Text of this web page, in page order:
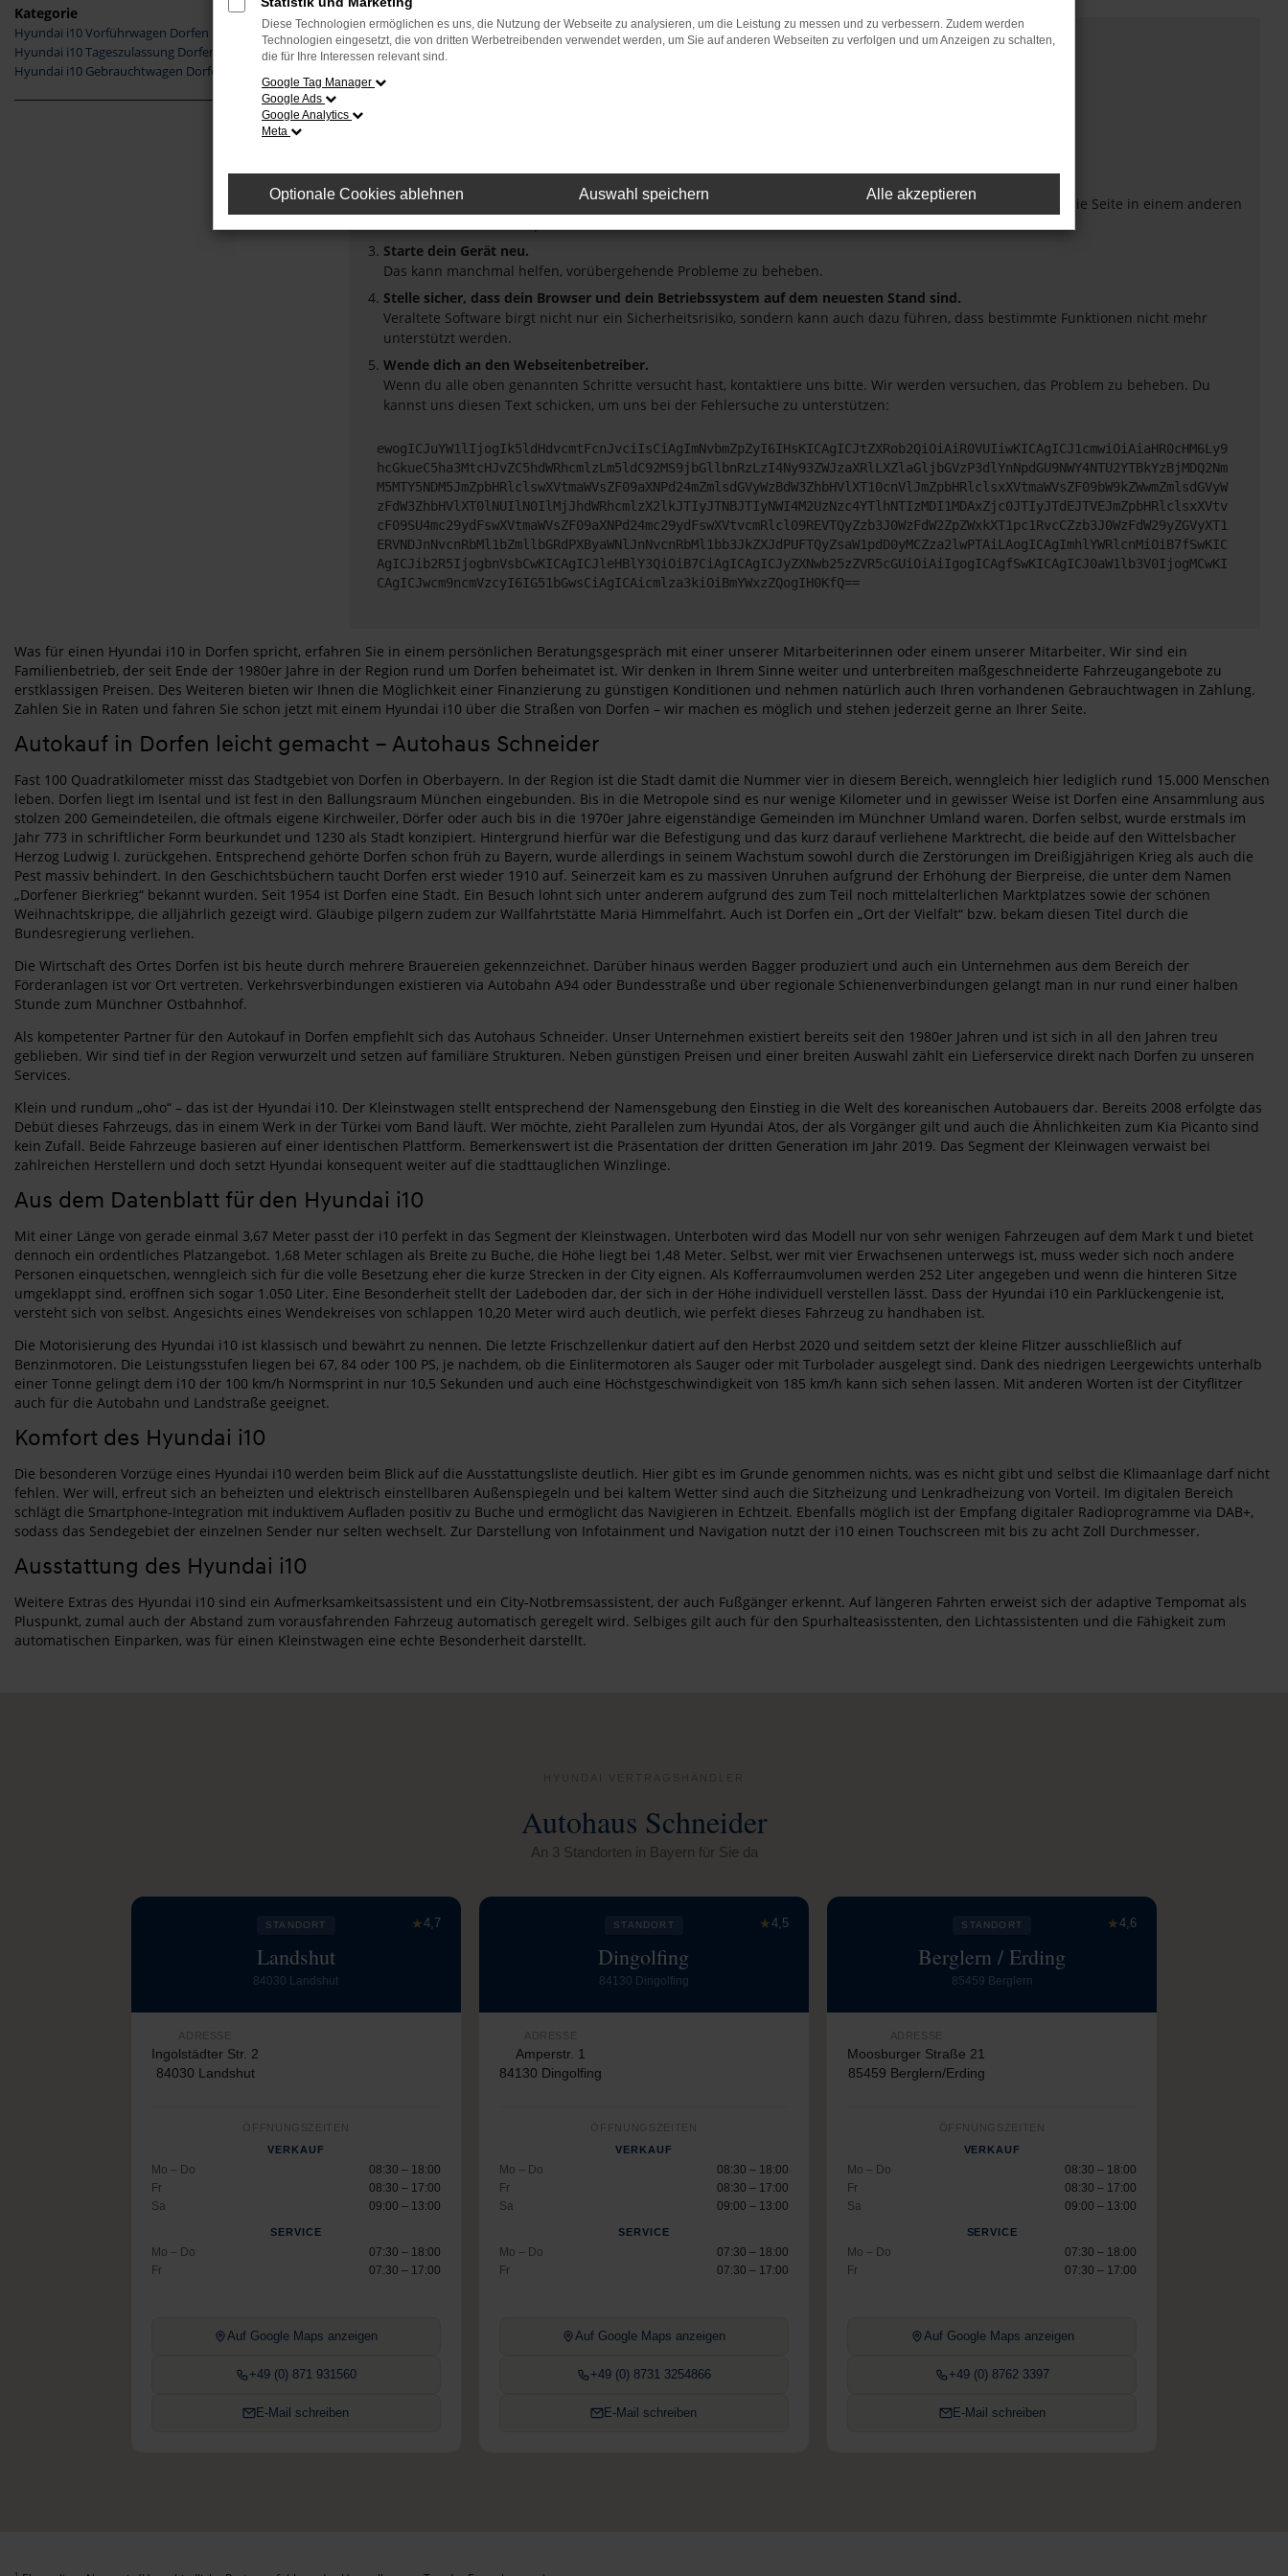
Kategorie
Hyundai i10 Vorführwagen Dorfen
Hyundai i10 Tageszulassung Dorfen
Hyundai i10 Gebrauchtwagen Dorfen
Fehler: Network Error
Beim Laden ist ein Fehler aufgetreten.
Prüfe deine Browsererweiterungen.
Manche Erweiterungen, wie Werbeblocker, können das Laden bestimmter Seiten verhindern. Funktioniert die Seite in einem anderen
Starte dein Gerät neu.
Das kann manchmal helfen, vorübergehende Probleme zu beheben.
Stelle sicher, dass dein Browser und dein Betriebssystem auf dem neuesten Stand sind.
Veraltete Software birgt nicht nur ein Sicherheitsrisiko, sondern kann auch dazu führen, dass bestimmte Funktionen nicht mehr
unterstützt werden.
Wende dich an den Webseitenbetreiber.
Wenn du alle oben genannten Schritte versucht hast, kontaktiere uns bitte. Wir werden versuchen, das Problem zu beheben. Du
kannst uns diesen Text schicken, um uns bei der Fehlersuche zu unterstützen:
ewogICJuYW1lIjogIk5ldHdvcmtFcnJvciIsCiAgImNvbmZpZyI6IHsKICAgICJtZXRob2QiOiAiR0VUIiwKICAgICJ1cmwiOiAiaHR0cHM6Ly9
hcGkueC5ha3MtcHJvZC5hdWRhcmlzLm5ldC92MS9jbGllbnRzLzI4Ny93ZWJzaXRlLXZlaGljbGVzP3dlYnNpdGU9NWY4NTU2YTBkYzBjMDQ2Nm
M5MTY5NDM5JmZpbHRlclswXVtmaWVsZF09aXNPd24mZmlsdGVyWzBdW3ZhbHVlXT10cnVlJmZpbHRlclsxXVtmaWVsZF09bW9kZWwmZmlsdGVyW
zFdW3ZhbHVlXT0lNUIlN0IlMjJhdWRhcmlzX2lkJTIyJTNBJTIyNWI4M2UzNzc4YTlhNTIzMDI1MDAxZjc0JTIyJTdEJTVEJmZpbHRlclsxXVtv
cF09SU4mc29ydFswXVtmaWVsZF09aXNPd24mc29ydFswXVtvcmRlcl09REVTQyZzb3J0WzFdW2ZpZWxkXT1pc1RvcCZzb3J0WzFdW29yZGVyXT1
ERVNDJnNvcnRbMl1bZmllbGRdPXByaWNlJnNvcnRbMl1bb3JkZXJdPUFTQyZsaW1pdD0yMCZza2lwPTAiLAogICAgImhlYWRlcnMiOiB7fSwKIC
AgICJib2R5IjogbnVsbCwKICAgICJleHBlY3QiOiB7CiAgICAgICJyZXNwb25zZVR5cGUiOiAiIgogICAgfSwKICAgICJ0aW1lb3V0IjogMCwKI
CAgICJwcm9ncmVzcyI6IG51bGwsCiAgICAicmlza3kiOiBmYWxzZQogIH0KfQ==
Was für einen Hyundai i10 in Dorfen spricht, erfahren Sie in einem persönlichen Beratungsgespräch mit einer unserer Mitarbeiterinnen oder einem unserer Mitarbeiter. Wir sind ein
Familienbetrieb, der seit Ende der 1980er Jahre in der Region rund um Dorfen beheimatet ist. Wir denken in Ihrem Sinne weiter und unterbreiten maßgeschneiderte Fahrzeugangebote zu
erstklassigen Preisen. Des Weiteren bieten wir Ihnen die Möglichkeit einer Finanzierung zu günstigen Konditionen und nehmen natürlich auch Ihren vorhandenen Gebrauchtwagen in Zahlung.
Zahlen Sie in Raten und fahren Sie schon jetzt mit einem Hyundai i10 über die Straßen von Dorfen – wir machen es möglich und stehen jederzeit gerne an Ihrer Seite.
Autokauf in Dorfen leicht gemacht – Autohaus Schneider
Fast 100 Quadratkilometer misst das Stadtgebiet von Dorfen in Oberbayern. In der Region ist die Stadt damit die Nummer vier in diesem Bereich, wenngleich hier lediglich rund 15.000 Menschen
leben. Dorfen liegt im Isental und ist fest in den Ballungsraum München eingebunden. Bis in die Metropole sind es nur wenige Kilometer und in gewisser Weise ist Dorfen eine Ansammlung aus
stolzen 200 Gemeindeteilen, die oftmals eigene Kirchweiler, Dörfer oder auch bis in die 1970er Jahre eigenständige Gemeinden im Münchner Umland waren. Dorfen selbst, wurde erstmals im
Jahr 773 in schriftlicher Form beurkundet und 1230 als Stadt konzipiert. Hintergrund hierfür war die Befestigung und das kurz darauf verliehene Marktrecht, die beide auf den Wittelsbacher
Herzog Ludwig I. zurückgehen. Entsprechend gehörte Dorfen schon früh zu Bayern, wurde allerdings in seinem Wachstum sowohl durch die Zerstörungen im Dreißigjährigen Krieg als auch die
Pest massiv behindert. In den Geschichtsbüchern taucht Dorfen erst wieder 1910 auf. Seinerzeit kam es zu massiven Unruhen aufgrund der Erhöhung der Bierpreise, die unter dem Namen
„Dorfener Bierkrieg“ bekannt wurden. Seit 1954 ist Dorfen eine Stadt. Ein Besuch lohnt sich unter anderem aufgrund des zum Teil noch mittelalterlichen Marktplatzes sowie der schönen
Weihnachtskrippe, die alljährlich gezeigt wird. Gläubige pilgern zudem zur Wallfahrtstätte Mariä Himmelfahrt. Auch ist Dorfen ein „Ort der Vielfalt“ bzw. bekam diesen Titel durch die
Bundesregierung verliehen.
Die Wirtschaft des Ortes Dorfen ist bis heute durch mehrere Brauereien gekennzeichnet. Darüber hinaus werden Bagger produziert und auch ein Unternehmen aus dem Bereich der
Förderanlagen ist vor Ort vertreten. Verkehrsverbindungen existieren via Autobahn A94 oder Bundesstraße und über regionale Schienenverbindungen gelangt man in nur rund einer halben
Stunde zum Münchner Ostbahnhof.
Als kompetenter Partner für den Autokauf in Dorfen empfiehlt sich das Autohaus Schneider. Unser Unternehmen existiert bereits seit den 1980er Jahren und ist sich in all den Jahren treu
geblieben. Wir sind tief in der Region verwurzelt und setzen auf familiäre Strukturen. Neben günstigen Preisen und einer breiten Auswahl zählt ein Lieferservice direkt nach Dorfen zu unseren
Services.
Klein und rundum „oho“ – das ist der Hyundai i10. Der Kleinstwagen stellt entsprechend der Namensgebung den Einstieg in die Welt des koreanischen Autobauers dar. Bereits 2008 erfolgte das
Debüt dieses Fahrzeugs, das in einem Werk in der Türkei vom Band läuft. Wer möchte, zieht Parallelen zum Hyundai Atos, der als Vorgänger gilt und auch die Ähnlichkeiten zum Kia Picanto sind
kein Zufall. Beide Fahrzeuge basieren auf einer identischen Plattform. Bemerkenswert ist die Präsentation der dritten Generation im Jahr 2019. Das Segment der Kleinwagen verwaist bei
zahlreichen Herstellern und doch setzt Hyundai konsequent weiter auf die stadttauglichen Winzlinge.
Aus dem Datenblatt für den Hyundai i10
Mit einer Länge von gerade einmal 3,67 Meter passt der i10 perfekt in das Segment der Kleinstwagen. Unterboten wird das Modell nur von sehr wenigen Fahrzeugen auf dem Mark t und bietet
dennoch ein ordentliches Platzangebot. 1,68 Meter schlagen als Breite zu Buche, die Höhe liegt bei 1,48 Meter. Selbst, wer mit vier Erwachsenen unterwegs ist, muss weder sich noch andere
Personen einquetschen, wenngleich sich für die volle Besetzung eher die kurze Strecken in der City eignen. Als Kofferraumvolumen werden 252 Liter angegeben und wenn die hinteren Sitze
umgeklappt sind, eröffnen sich sogar 1.050 Liter. Eine Besonderheit stellt der Ladeboden dar, der sich in der Höhe individuell verstellen lässt. Dass der Hyundai i10 ein Parklückengenie ist,
versteht sich von selbst. Angesichts eines Wendekreises von schlappen 10,20 Meter wird auch deutlich, wie perfekt dieses Fahrzeug zu handhaben ist.
Die Motorisierung des Hyundai i10 ist klassisch und bewährt zu nennen. Die letzte Frischzellenkur datiert auf den Herbst 2020 und seitdem setzt der kleine Flitzer ausschließlich auf
Benzinmotoren. Die Leistungsstufen liegen bei 67, 84 oder 100 PS, je nachdem, ob die Einlitermotoren als Sauger oder mit Turbolader ausgelegt sind. Dank des niedrigen Leergewichts unterhalb
einer Tonne gelingt dem i10 der 100 km/h Normsprint in nur 10,5 Sekunden und auch eine Höchstgeschwindigkeit von 185 km/h kann sich sehen lassen. Mit anderen Worten ist der Cityflitzer
auch für die Autobahn und Landstraße geeignet.
Komfort des Hyundai i10
Die besonderen Vorzüge eines Hyundai i10 werden beim Blick auf die Ausstattungsliste deutlich. Hier gibt es im Grunde genommen nichts, was es nicht gibt und selbst die Klimaanlage darf nicht
fehlen. Wer will, erfreut sich an beheizten und elektrisch einstellbaren Außenspiegeln und bei kaltem Wetter sind auch die Sitzheizung und Lenkradheizung von Vorteil. Im digitalen Bereich
schlägt die Smartphone-Integration mit induktivem Aufladen positiv zu Buche und ermöglicht das Navigieren in Echtzeit. Ebenfalls möglich ist der Empfang digitaler Radioprogramme via DAB+,
sodass das Sendegebiet der einzelnen Sender nur selten wechselt. Zur Darstellung von Infotainment und Navigation nutzt der i10 einen Touchscreen mit bis zu acht Zoll Durchmesser.
Ausstattung des Hyundai i10
Weitere Extras des Hyundai i10 sind ein Aufmerksamkeitsassistent und ein City-Notbremsassistent, der auch Fußgänger erkennt. Auf längeren Fahrten erweist sich der adaptive Tempomat als
Pluspunkt, zumal auch der Abstand zum vorausfahrenden Fahrzeug automatisch geregelt wird. Selbiges gilt auch für den Spurhalteasisstenten, den Lichtassistenten und die Fähigkeit zum
automatischen Einparken, was für einen Kleinstwagen eine echte Besonderheit darstellt.
Autohaus Schneider
An 3 Standorten in Bayern für Sie da
★4,7
STANDORT
Landshut
84030 Landshut
ADRESSE
Ingolstädter Str. 2
84030 Landshut
ÖFFNUNGSZEITEN
VERKAUF
Mo – Do
08:30 – 18:00
Fr
08:30 – 17:00
Sa
09:00 – 13:00
SERVICE
Mo – Do
07:30 – 18:00
Fr
07:30 – 17:00
Auf Google Maps anzeigen
+49 (0) 871 931560
E-Mail schreiben
★4,5
STANDORT
Dingolfing
84130 Dingolfing
ADRESSE
Amperstr. 1
84130 Dingolfing
ÖFFNUNGSZEITEN
VERKAUF
Mo – Do
08:30 – 18:00
Fr
08:30 – 17:00
Sa
09:00 – 13:00
SERVICE
Mo – Do
07:30 – 18:00
Fr
07:30 – 17:00
Auf Google Maps anzeigen
+49 (0) 8731 3254866
E-Mail schreiben
★4,6
STANDORT
Berglern / Erding
85459 Berglern
ADRESSE
Moosburger Straße 21
85459 Berglern/Erding
ÖFFNUNGSZEITEN
VERKAUF
Mo – Do
08:30 – 18:00
Fr
08:30 – 17:00
Sa
09:00 – 13:00
SERVICE
Mo – Do
07:30 – 18:00
Fr
07:30 – 17:00
Auf Google Maps anzeigen
+49 (0) 8762 3397
E-Mail schreiben
Diese Technologien ermöglichen es uns, die Nutzung der Webseite zu analysieren, um die Leistung zu messen und zu verbessern. Zudem werden
Technologien eingesetzt, die von dritten Werbetreibenden verwendet werden, um Sie auf anderen Webseiten zu verfolgen und um Anzeigen zu schalten,
die für Ihre Interessen relevant sind.
Google Tag Manager
Google Ads
Google Analytics
Meta
Optionale Cookies ablehnen Auswahl speichern Alle akzeptieren